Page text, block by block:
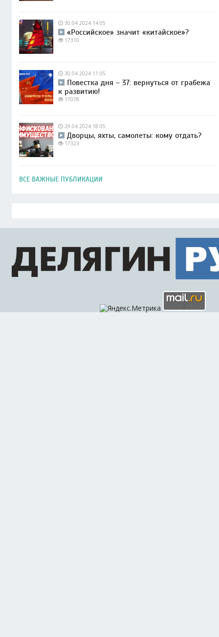
30.04.2024 14:05
«Российское» значит «китайское»?
17310
30.04.2024 11:05
Повестка дня – 37: вернуться от грабежа
к развитию!
17078
29.04.2024 18:05
Дворцы, яхты, самолеты: кому отдать?
17323
ВСЕ ВАЖНЫЕ ПУБЛИКАЦИИ